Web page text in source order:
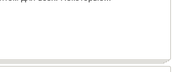
предсказывающая смерть человека с